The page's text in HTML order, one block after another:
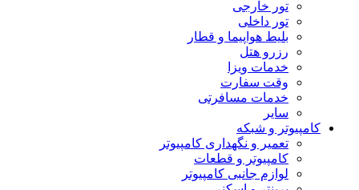
تور خارجی
تور داخلی
بلیط هواپیما و قطار
رزرو هتل
خدمات ویزا
وقت سفارت
خدمات مسافرتی
سایر
کامپیوتر و شبکه
تعمیر و نگهداری کامپیوتر
کامپیوتر و قطعات
لوازم جانبی کامپیوتر